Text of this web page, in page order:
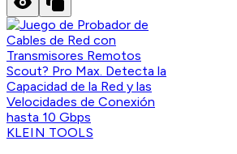
KLEIN TOOLS